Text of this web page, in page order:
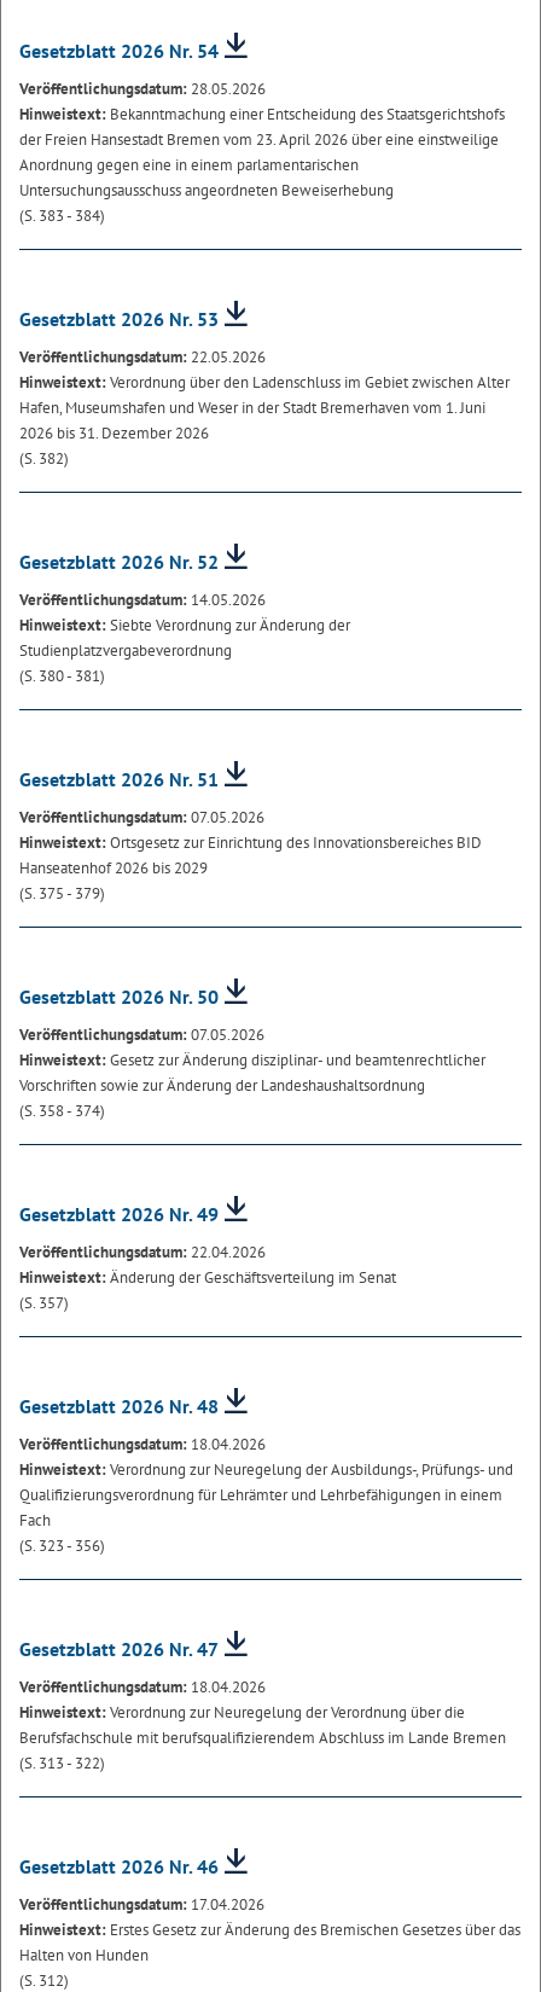
Gesetzblatt 2026 Nr. 54
Veröffentlichungsdatum: 28.05.2026
Hinweistext: Bekanntmachung einer Entscheidung des Staatsgerichtshofs
der Freien Hansestadt Bremen vom 23. April 2026 über eine einstweilige
Anordnung gegen eine in einem parlamentarischen
Untersuchungsausschuss angeordneten Beweiserhebung
(S. 383 - 384)
Gesetzblatt 2026 Nr. 53
Veröffentlichungsdatum: 22.05.2026
Hinweistext:Verordnung über den Ladenschluss im Gebiet zwischen Alter
Hafen, Museumshafen und Weser in der Stadt Bremerhaven vom 1. Juni
2026 bis 31. Dezember 2026
(S. 382)
Gesetzblatt 2026 Nr. 52
Veröffentlichungsdatum: 14.05.2026
Hinweistext:Siebte Verordnung zur Änderung der
Studienplatzvergabeverordnung
(S. 380 - 381)
Gesetzblatt 2026 Nr. 51
Veröffentlichungsdatum:07.05.2026
Hinweistext:Ortsgesetz zur Einrichtung des Innovationsbereiches BID
Hanseatenhof 2026 bis 2029
(S. 375 - 379)
Gesetzblatt 2026 Nr. 50
Veröffentlichungsdatum:07.05.2026
Hinweistext:Gesetz zur Änderung disziplinar- und beamtenrechtlicher
Vorschriften sowie zur Änderung der Landeshaushaltsordnung
(S. 358 - 374)
Gesetzblatt 2026 Nr. 49
Veröffentlichungsdatum: 22.04.2026
Hinweistext:Änderung der Geschäftsverteilung im Senat
(S. 357)
Gesetzblatt 2026 Nr. 48
Veröffentlichungsdatum: 18.04.2026
Hinweistext:Verordnung zur Neuregelung der Ausbildungs-, Prüfungs- und
Qualifizierungsverordnung für Lehrämter und Lehrbefähigungen in einem
Fach
(S. 323 - 356)
Gesetzblatt 2026 Nr. 47
Veröffentlichungsdatum: 18.04.2026
Hinweistext:Verordnung zur Neuregelung der Verordnung über die
Berufsfachschule mit berufsqualifizierendem Abschluss im Lande Bremen
(S. 313 - 322)
Gesetzblatt 2026 Nr. 46
Veröffentlichungsdatum: 17.04.2026
Hinweistext: Erstes Gesetz zur Änderung des Bremischen Gesetzes über das
Halten von Hunden
(S. 312)